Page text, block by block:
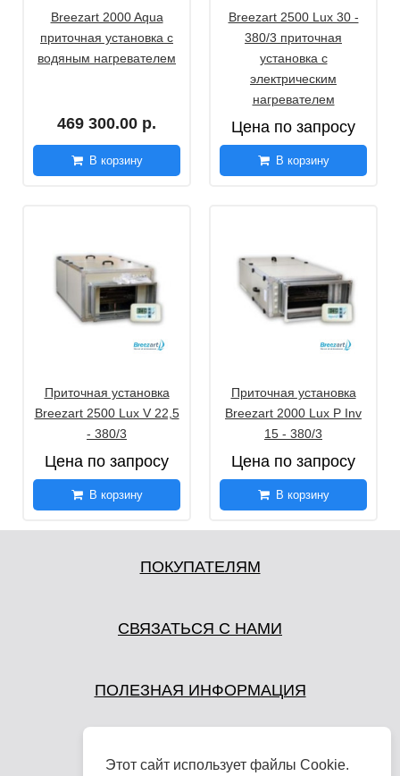
Breezart 2000 Aqua
приточная установка с
водяным нагревателем
469 300.00 р.
В корзину
Breezart 2500 Lux 30 -
380/3 приточная
установка с
электрическим
нагревателем
Цена по запросу
В корзину
Приточная установка
Breezart 2500 Lux V 22,5
- 380/3
Цена по запросу
В корзину
Приточная установка
Breezart 2000 Lux P Inv
15 - 380/3
Цена по запросу
В корзину
ПОКУПАТЕЛЯМ
СВЯЗАТЬСЯ С НАМИ
ПОЛЕЗНАЯ ИНФОРМАЦИЯ
Этот сайт использует файлы Cookie.